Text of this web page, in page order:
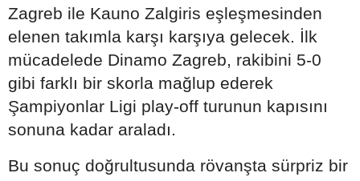
Zagreb ile Kauno Zalgiris eşleşmesinden
elenen takımla karşı karşıya gelecek. İlk
mücadelede Dinamo Zagreb, rakibini 5-0
gibi farklı bir skorla mağlup ederek
Şampiyonlar Ligi play-off turunun kapısını
sonuna kadar araladı.
Bu sonuç doğrultusunda rövanşta sürpriz bir